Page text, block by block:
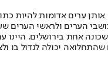
ערים אדומות להיות
הערים ולראשי הערים